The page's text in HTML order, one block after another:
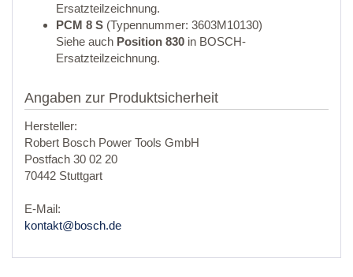
Ersatzteilzeichnung.
PCM 8 S (Typennummer: 3603M10130)
Siehe auch Position 830 in BOSCH-
Ersatzteilzeichnung.
Angaben zur Produktsicherheit
Hersteller:
Robert Bosch Power Tools GmbH
Postfach 30 02 20
70442 Stuttgart
E-Mail:
kontakt@bosch.de